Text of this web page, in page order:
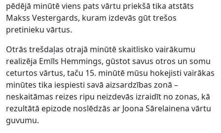
pēdējā minūtē viens pats vārtu priekšā tika atstāts
Makss Vestergards, kuram izdevās gūt trešos
pretinieku vārtus.
Otrās trešdaļas otrajā minūtē skaitlisko vairākumu
realizēja Emīls Hemmings, gūstot savus otros un somu
ceturtos vārtus, taču 15. minūtē mūsu hokejisti vairākas
minūtes tika iespiesti savā aizsardzības zonā –
neskaitāmas reizes ripu neizdevās izraidīt no zonas, kā
rezultātā epizode noslēdzās ar Joona Sārelainena vārtu
guvumu.